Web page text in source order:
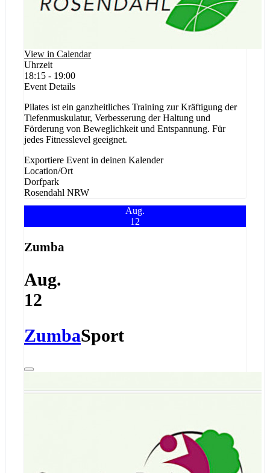
View in Calendar
Uhrzeit
18:15 - 19:00
Event Details
Pilates ist ein ganzheitliches Training zur Kräftigung der
Tiefenmuskulatur, Verbesserung der Haltung und
Förderung von Beweglichkeit und Entspannung. Für
jedes Fitnesslevel geeignet.
Exportiere Event in deinen Kalender
Location/Ort
Dorfpark
Rosendahl NRW
Aug.
12
Zumba
Aug.
12
ZumbaSport